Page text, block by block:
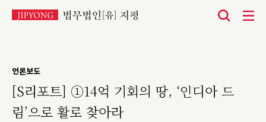
언론보도
[S리포트] ①14억 기회의 땅, ‘인디아 드
림’으로 활로 찾아라